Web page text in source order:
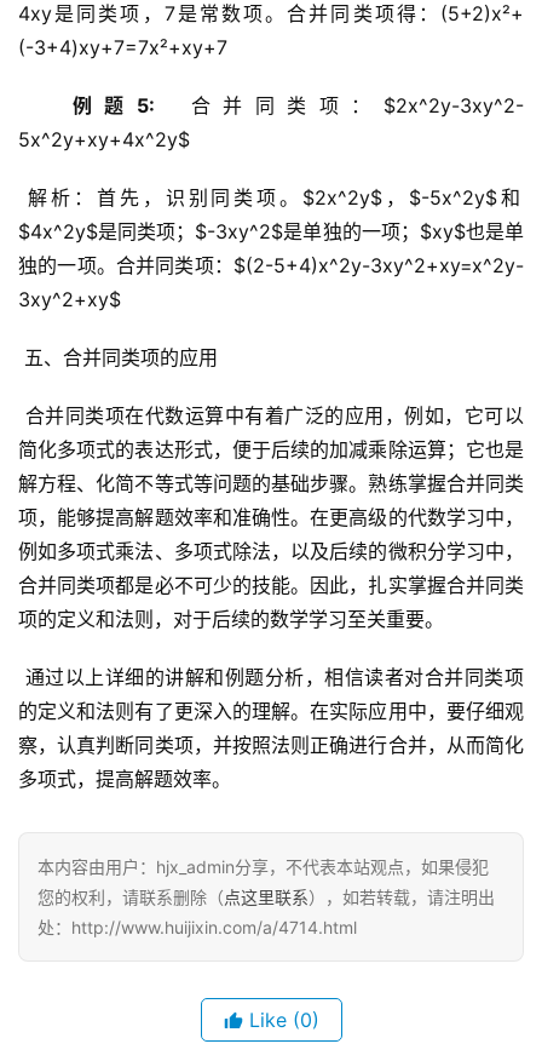
4xy是同类项，7是常数项。合并同类项得：(5+2)x²+
(-3+4)xy+7=7x²+xy+7
  例题5:
合并同类项：$2x^2y-3xy^2-
5x^2y+xy+4x^2y$
$4x^2y$是同类项；$-3xy^2$是单独的一项；$xy$也是单
独的一项。合并同类项：$(2-5+4)x^2y-3xy^2+xy=x^2y-
3xy^2+xy$
五、合并同类项的应用
简化多项式的表达形式，便于后续的加减乘除运算；它也是
解方程、化简不等式等问题的基础步骤。熟练掌握合并同类
项，能够提高解题效率和准确性。在更高级的代数学习中，
例如多项式乘法、多项式除法，以及后续的微积分学习中，
合并同类项都是必不可少的技能。因此，扎实掌握合并同类
项的定义和法则，对于后续的数学学习至关重要。
的定义和法则有了更深入的理解。在实际应用中，要仔细观
察，认真判断同类项，并按照法则正确进行合并，从而简化
多项式，提高解题效率。
本内容由用户：hjx_admin分享，不代表本站观点，如果侵犯
您的权利，请联系删除（点这里联系），如若转载，请注明出
处：http://www.huijixin.com/a/4714.html
Like (0)